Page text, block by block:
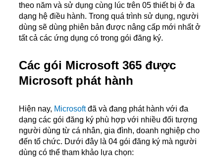
theo năm và sử dụng cùng lúc trên 05 thiết bị ở đa
dạng hệ điều hành. Trong quá trình sử dụng, người
dùng sẽ dùng phiên bản được nâng cấp mới nhất ở
tất cả các ứng dụng có trong gói đăng ký.
Các gói Microsoft 365 được
Microsoft phát hành
Hiện nay, Microsoftđã và đang phát hành với đa
dạng các gói đăng ký phù hợp với nhiều đối tượng
người dùng từ cá nhân, gia đình, doanh nghiệp cho
đến tổ chức. Dưới đây là 04 gói đăng ký mà người
dùng có thể tham khảo lựa chọn: